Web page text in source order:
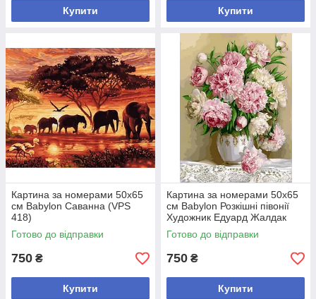
Купити Купити
Картина за номерами 50х65
см Babylon Саванна (VPS
418)
Готово до відправки
750 ₴
Купити
Картина за номерами 50х65
см Babylon Розкішні півонії
Художник Едуард Жалдак
(VPS 537)
Готово до відправки
750 ₴
Купити